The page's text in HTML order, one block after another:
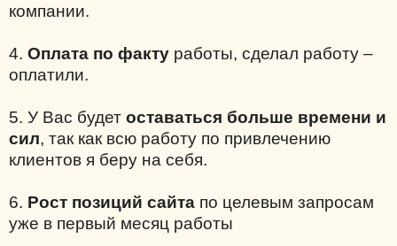
компании.
4. Оплата по факту работы, сделал работу –
оплатили.
5. У Вас будет оставаться больше времени и
сил, так как всю работу по привлечению
клиентов я беру на себя.
6. Рост позиций сайта по целевым запросам
уже в первый месяц работы